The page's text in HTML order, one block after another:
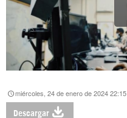
miércoles, 24 de enero de 2024 22:15
Descargar